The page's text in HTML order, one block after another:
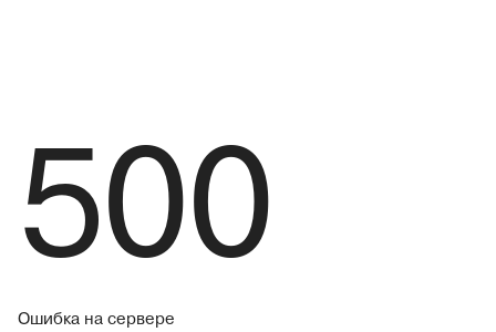
500
Ошибка на сервере